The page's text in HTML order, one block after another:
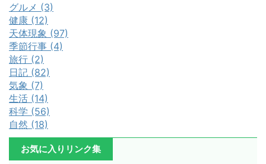
グルメ (3)
健康 (12)
天体現象 (97)
季節行事 (4)
旅行 (2)
日記 (82)
気象 (7)
生活 (14)
科学 (56)
自然 (18)
お気に入りリンク集